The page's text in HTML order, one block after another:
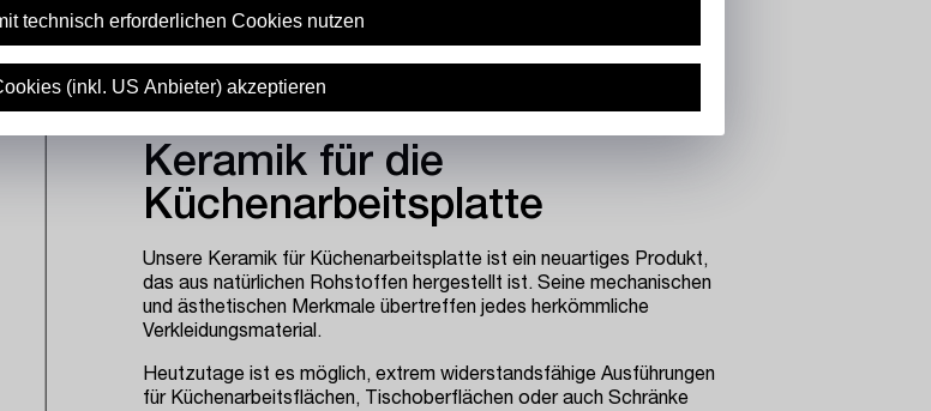
Keramik für die
Küchenarbeitsplatte
Unsere Keramik für Küchenarbeitsplatte ist ein neuartiges Produkt,
das aus natürlichen Rohstoffen hergestellt ist. Seine mechanischen
und ästhetischen Merkmale übertreffen jedes herkömmliche
Verkleidungsmaterial.
Heutzutage ist es möglich, extrem widerstandsfähige Ausführungen
für Küchenarbeitsflächen, Tischoberflächen oder auch Schränke
technisch erforderlichen Cookies nutzen
(inkl. US Anbieter) akzeptieren